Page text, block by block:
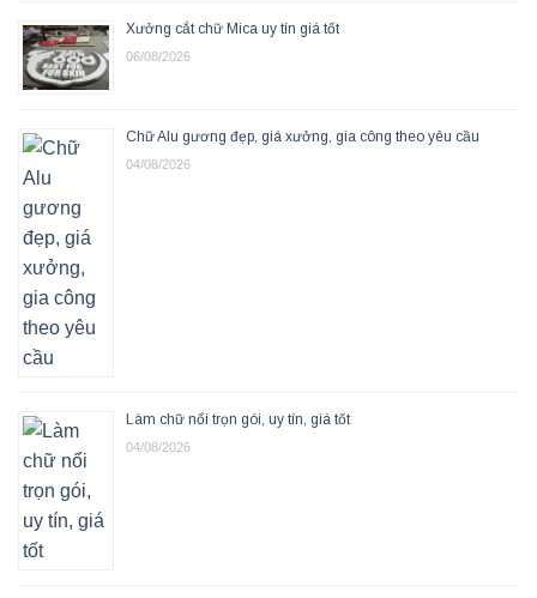
Xưởng cắt chữ Mica uy tín giá tốt
06/08/2026
Chữ Alu gương đẹp, giá xưởng, gia công theo yêu cầu
04/08/2026
Làm chữ nổi trọn gói, uy tín, giá tốt
04/08/2026